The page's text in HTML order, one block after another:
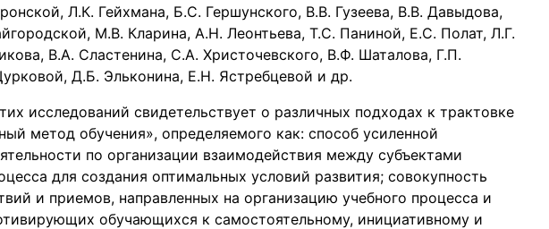
Л.К. Гейхмана, Б.С. Гершунского, В.В. Гузеева, В.В. Давыдова,
М.В. Кларина, А.Н. Леонтьева, Т.С. Паниной, Е.С. Полат, Л.Г.
В.А. Сластенина, С.А. Христочевского, В.Ф. Шаталова, Г.П.
Д.Б. Эльконина, Е.Н. Ястребцевой и др.
исследований свидетельствует о различных подходах к трактовке
метод обучения», определяемого как: способ усиленной
по организации взаимодействия между субъектами
для создания оптимальных условий развития; совокупность
и приемов, направленных на организацию учебного процесса и
обучающихся к самостоятельному, инициативному и